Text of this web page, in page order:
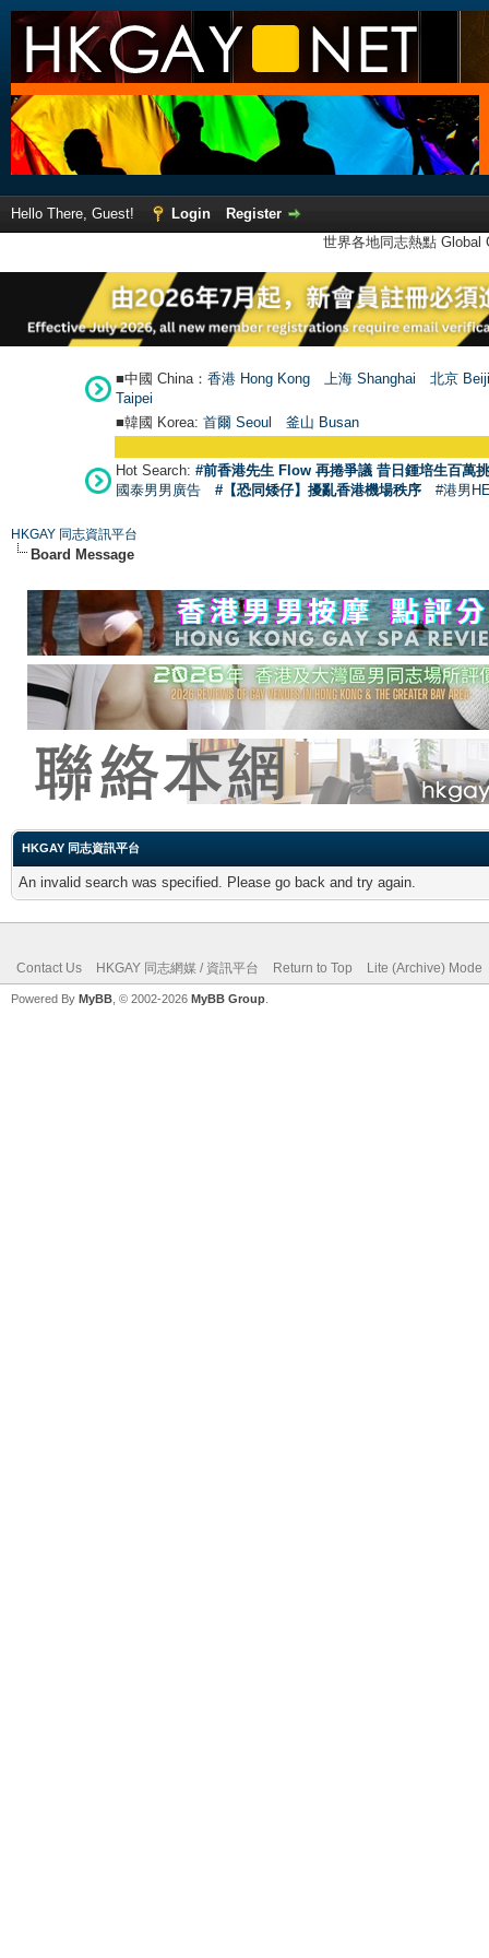
Hello There, Guest! Login
Register
世界各地同志熱點
■中國 China： 香港 Hong Kong 上海 Shanghai
北京
Taipei
■韓國 Korea: 首爾 Seoul 釜山 Busan
Hot Search: #前香港先生 Flow 再捲爭議 昔日鍾培生百萬
國泰男男廣告
#【恐同矮仔】擾亂香港機場秩序 #港男
HKGAY 同志資訊平台
Board Message
HKGAY 同志資訊平台
An invalid search was specified. Please go back and try again.
Contact Us HKGAY 同志網媒 / 資訊平台 Return to Top Lite (Archive) Mode
Powered By MyBB , © 2002-2026 MyBB Group